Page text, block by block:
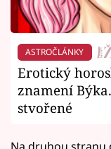
ASTROČLÁNKY
Erotický
znamení
stvořené